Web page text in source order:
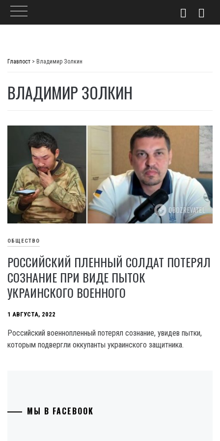
Главпост > Владимир Золкин
ВЛАДИМИР ЗОЛКИН
ОБЩЕСТВО
РОССИЙСКИЙ ПЛЕННЫЙ СОЛДАТ ПОТЕРЯЛ
СОЗНАНИЕ ПРИ ВИДЕ ПЫТОК
УКРАИНСКОГО ВОЕННОГО
1 АВГУСТА, 2022
Российский военнопленный потерял сознание, увидев пытки,
которым подвергли оккупанты украинского защитника.
МЫ В FACEBOOK